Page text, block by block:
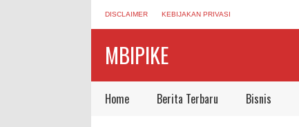
DISCLAIMER KEBIJAKAN PRIVASI
MBIPIKE
Home Berita Terbaru Bisnis